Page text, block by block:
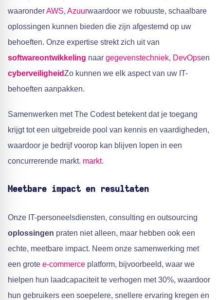
waaronderAWS, Azuurwaardoor we robuuste, schaalbare
oplossingen kunnen bieden die zijn afgestemd op uw
behoeften. Onze expertise strekt zich uit van
softwareontwikkeling naar gegevenstechniek, DevOpsen
cyberveiligheidZo kunnen we elk aspect van uw IT-
behoeften aanpakken.
Samenwerken met The Codest betekent dat je toegang
krijgt tot een uitgebreide pool van kennis en vaardigheden,
waardoor je bedrijf voorop kan blijven lopen in een
concurrerende markt. markt.
Meetbare impact en resultaten
Onze IT-personeelsdiensten, consulting en outsourcing
oplossingen praten niet alleen, maar hebben ook een
echte, meetbare impact. Neem onze samenwerking met
een grote e-commerce platform, bijvoorbeeld, waar we
hielpen hun laadcapaciteit te verhogen met 30%, waardoor
hun gebruikers een soepelere, snellere ervaring kregen en